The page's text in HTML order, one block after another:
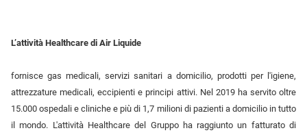
L’attività Healthcare di Air Liquide
fornisce gas medicali, servizi sanitari a domicilio, prodotti per l'igiene,
attrezzature medicali, eccipienti e principi attivi. Nel 2019 ha servito oltre
15.000 ospedali e cliniche e più di 1,7 milioni di pazienti a domicilio in tutto
il mondo. L'attività Healthcare del Gruppo ha raggiunto un fatturato di